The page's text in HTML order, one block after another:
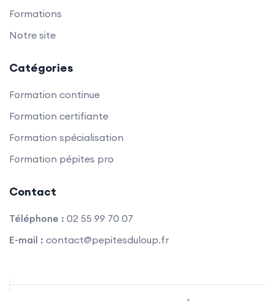
Formations
Notre site
Catégories
Formation continue
Formation certifiante
Formation spécialisation
Formation pépites pro
Contact
Téléphone : 02 55 99 70 07
E-mail : contact@pepitesduloup.fr